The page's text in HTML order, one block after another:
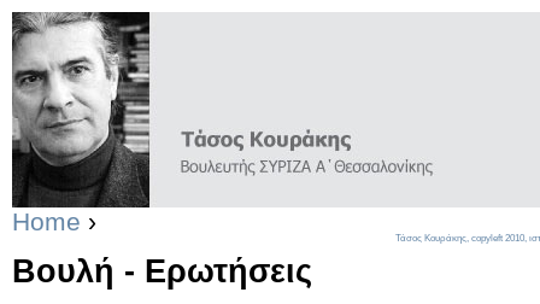
Home ›
Βουλή - Ερωτήσεις
Τάσος Κουράκης, copyleft 2010,